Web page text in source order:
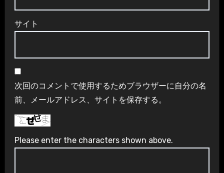
サイト
次回のコメントで使用するためブラウザーに自分の名
前、メールアドレス、サイトを保存する。
Please enter the characters shown above.